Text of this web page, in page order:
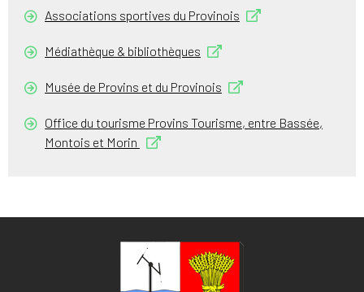
Associations sportives du Provinois
Médiathèque & bibliothèques
Musée de Provins et du Provinois
Office du tourisme Provins Tourisme, entre Bassée,
Montois et Morin